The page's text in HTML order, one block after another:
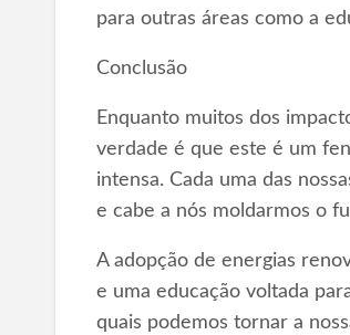
para outras áreas como a
Conclusão
Enquanto muitos dos
verdade é que este é um
intensa. Cada uma das
e cabe a nós moldarmos o
A adopção de energias
e uma educação voltada
quais podemos tornar a